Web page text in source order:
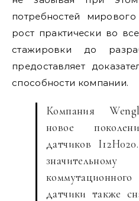
потребностей
рост практически во
стажировки до
предоставляет
способности компании.
Компания
новое
датчиков
датчики также